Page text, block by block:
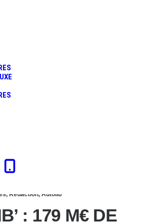
: LE GROUPE
RÉCLAME
VILLES
2023
, Rédaction, Autolib
: 179 M€ DE